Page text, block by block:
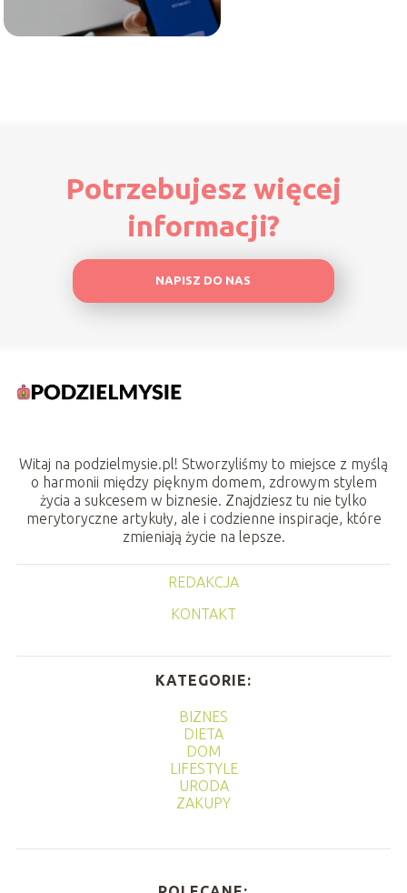
Potrzebujesz więcej
informacji?
NAPISZ DO NAS
Witaj na podzielmysie.pl! Stworzyliśmy to miejsce z myślą
o harmonii między pięknym domem, zdrowym stylem
życia a sukcesem w biznesie. Znajdziesz tu nie tylko
merytoryczne artykuły, ale i codzienne inspiracje, które
zmieniają życie na lepsze.
REDAKCJA
KONTAKT
KATEGORIE:
BIZNES
DIETA
DOM
LIFESTYLE
URODA
ZAKUPY